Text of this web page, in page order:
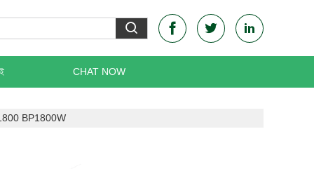
CHAT NOW
BP1800W